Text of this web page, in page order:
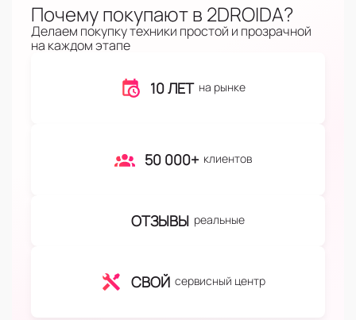
Почему покупают в 2DROIDA?
Делаем покупку техники простой и прозрачной
на каждом этапе
10 ЛЕТ на рынке
50 000+ клиентов
ОТЗЫВЫ реальные
СВОЙ сервисный центр